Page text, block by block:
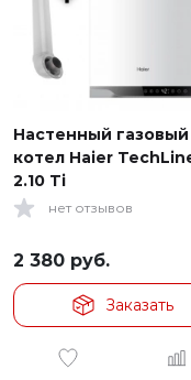
Настенный газовый
котел Haier
2.10 Ti
нет отзывов
2 380 руб.
Заказать